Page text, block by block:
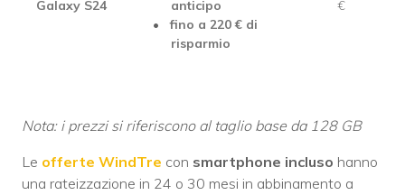
Galaxy S24
anticipo
fino a 220 € di
risparmio
€
Nota: i prezzi si riferiscono al taglio base da 128 GB
Le offerte WindTre con smartphone incluso hanno
una rateizzazione in 24 o 30 mesi in abbinamento a